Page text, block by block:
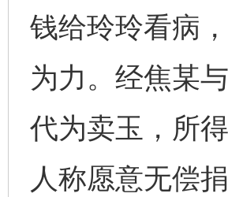
钱给玲玲看病
为力。经焦某
代为卖玉，所
人称愿意无偿